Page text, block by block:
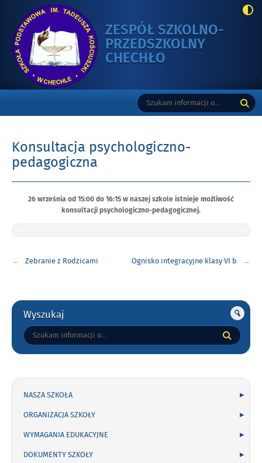
ZESPÓŁ SZKOLNO-
PRZEDSZKOLNY
CHECHŁO
PEDAGOGICZNA
Wyszukiwarka
Tutaj
wpisz
szukaną
Konsultacja psychologiczno-
pedagogiczna
Opublikowano
26 września od 15:00 do 16:15 w naszej szkole istnieje możliwość
konsultacji psychologiczno-pedagogicznej.
wpisu
Zebranie z Rodzicami Ognisko integracyjne klasy VI b
Gorne
Wyszukaj
Tutaj
wpisz
NASZA SZKOŁA
ORGANIZACJA SZKOŁY
WYMAGANIA EDUKACYJNE
DOKUMENTY SZKOŁY